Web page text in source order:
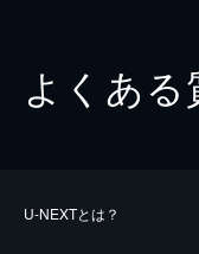
よくある
U-NEXTとは？